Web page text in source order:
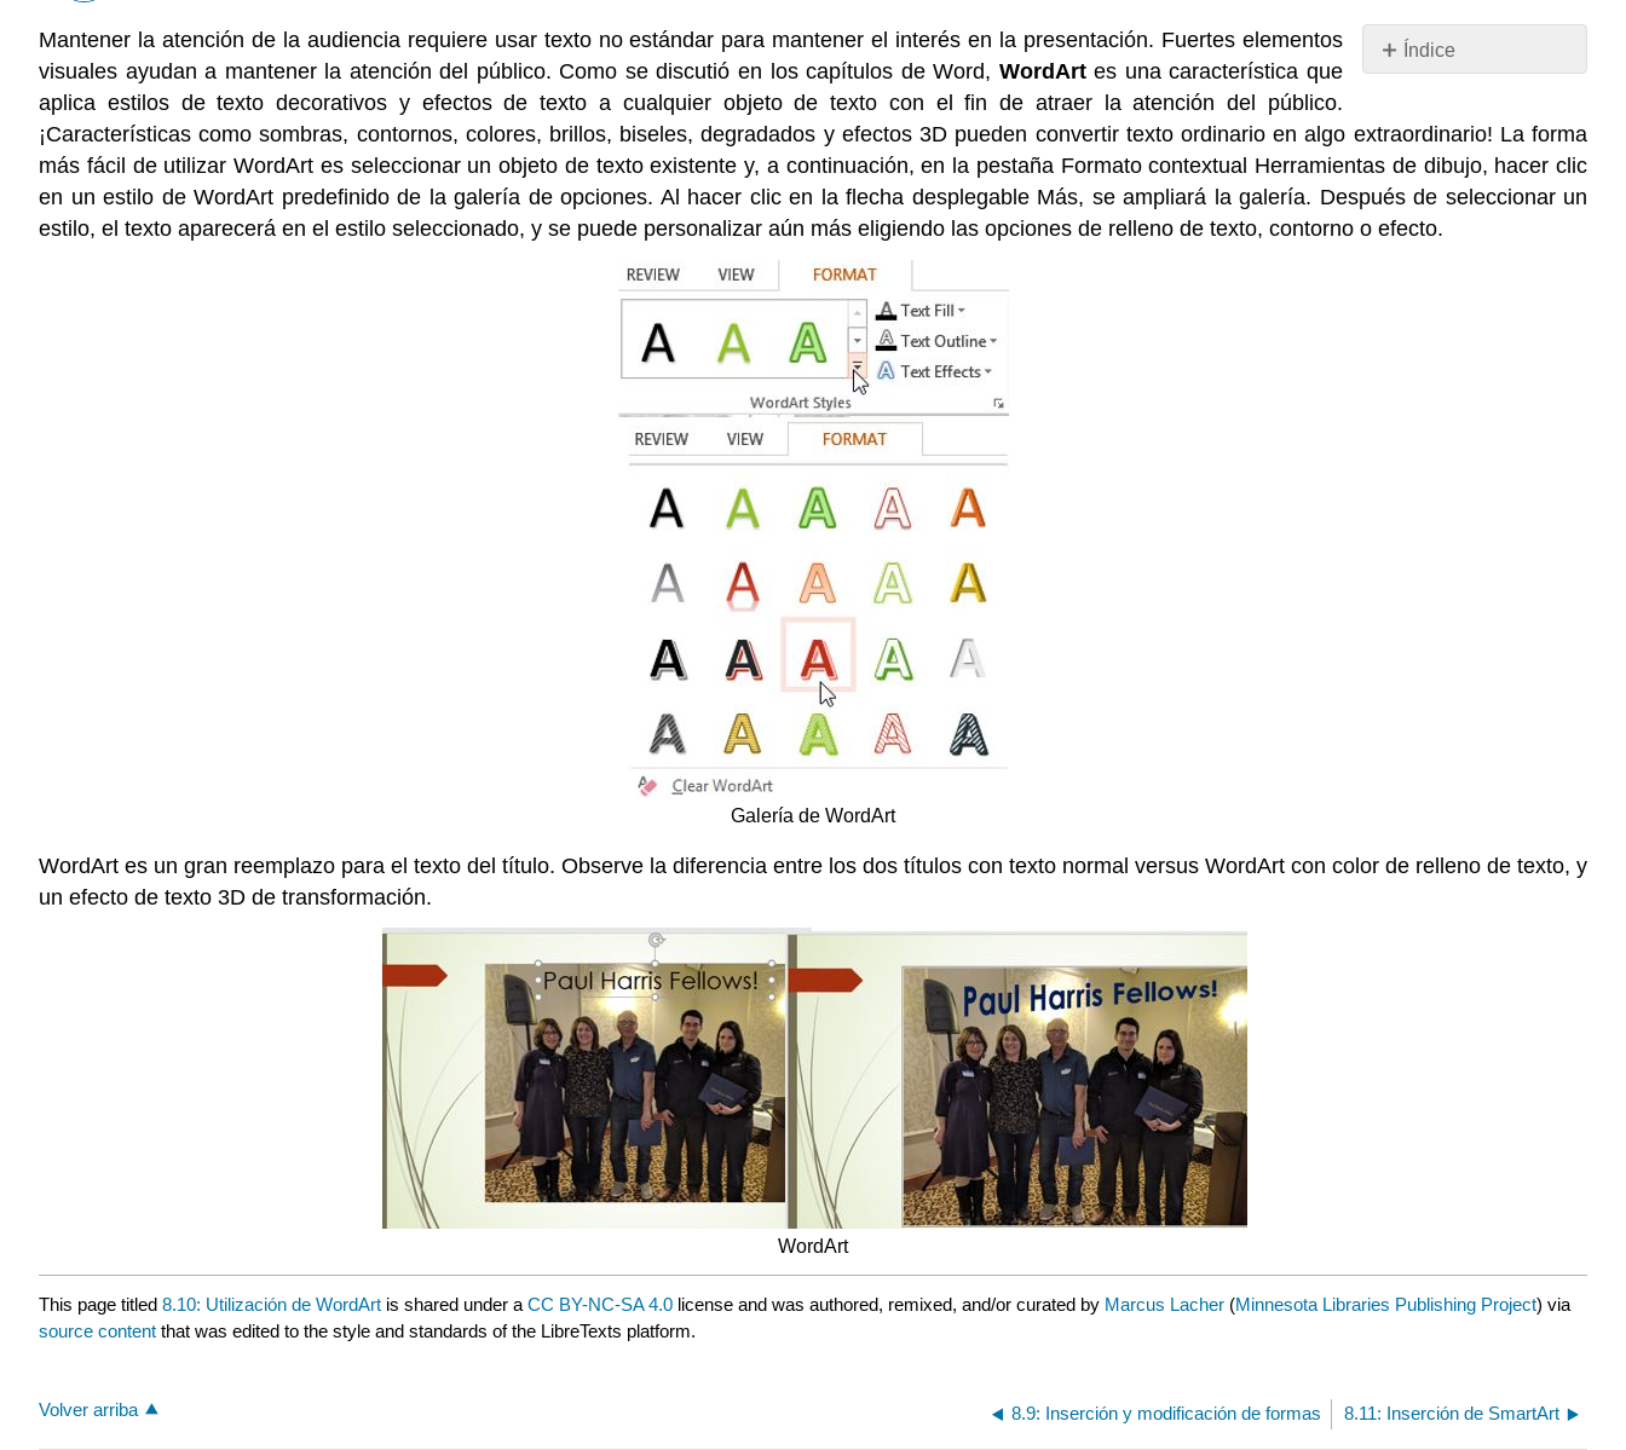
Índice
Sin
Mantener la atención de la audiencia requiere usar texto no estándar para mantener el interés en la presentación. Fuertes elementos
visuales ayudan a mantener la atención del público. Como se discutió en los capítulos de Word, WordArtes una característica que
aplica estilos de texto decorativos y efectos de texto a cualquier objeto de texto con el fin de atraer la atención del público.
¡Características como sombras, contornos, colores, brillos, biseles, degradados y efectos 3D pueden convertir texto ordinario en algo extraordinario! La forma
más fácil de utilizar WordArt es seleccionar un objeto de texto existente y, a continuación, en la pestaña Formato contextual Herramientas de dibujo, hacer clic
en un estilo de WordArt predefinido de la galería de opciones. Al hacer clic en la flecha desplegable Más, se ampliará la galería. Después de seleccionar un
estilo, el texto aparecerá en el estilo seleccionado, y se puede personalizar aún más eligiendo las opciones de relleno de texto, contorno o efecto.
Galería de WordArt
WordArt es un gran reemplazo para el texto del título. Observe la diferencia entre los dos títulos con texto normal versus WordArt con color de relleno de texto, y
un efecto de texto 3D de transformación.
WordArt
This page titled 8.10: Utilización de WordArt is shared under a CC BY-NC-SA 4.0 license and was authored, remixed, and/or curated by Marcus Lacher (Minnesota Libraries Publishing Project) via
source content that was edited to the style and standards of the LibreTexts platform.
Volver arriba 8.9: Inserción y modificación de formas 8.11: Inserción de SmartArt